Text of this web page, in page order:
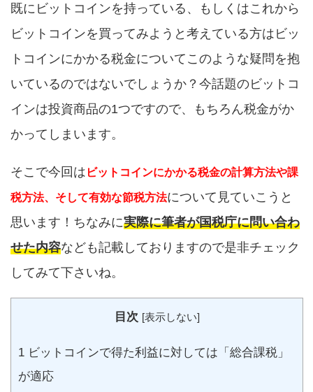
既にビットコインを持っている、もしくはこれから
ビットコインを買ってみようと考えている方はビッ
トコインにかかる税金についてこのような疑問を抱
いているのではないでしょうか？今話題のビットコ
インは投資商品の1つですので、もちろん税金がか
かってしまいます。
そこで今回は ビットコインにかかる税金の計算方法や課
税方法、そして有効な節税方法について見ていこうと
思います！ちなみに実際に筆者が国税庁に問い合わ
せた内容なども記載しておりますので是非チェック
してみて下さいね。
目次 [表示しない]
1 ビットコインで得た利益に対しては「総合課税」
が適応